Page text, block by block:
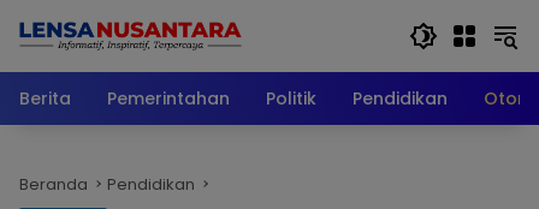
Berita
Pemerintahan Politik Pendidikan
Beranda Pendidikan